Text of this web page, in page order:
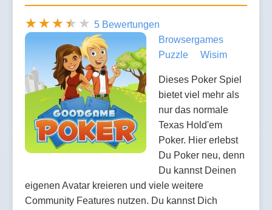
5 Bewertungen
Browsergames
Puzzle
Wisim
Dieses Poker Spiel
bietet viel mehr als
nur das normale
Texas Hold'em
Poker. Hier erlebst
Du Poker neu, denn
Du kannst Deinen
eigenen Avatar kreieren und viele weitere
Community Features nutzen. Du kannst Dich